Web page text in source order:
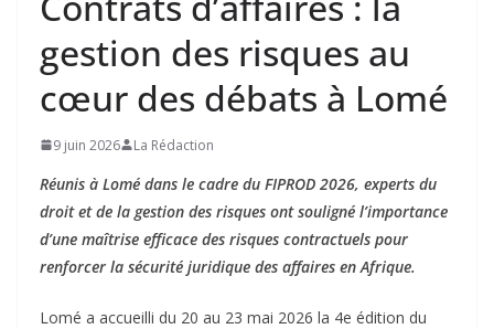
gestion des risques au
cœur des débats à Lomé
9 juin 2026 La Rédaction
Réunis à Lomé dans le cadre du FIPROD 2026, experts du
droit et de la gestion des risques ont souligné l’importance
d’une maîtrise efficace des risques contractuels pour
renforcer la sécurité juridique des affaires en Afrique.
Lomé a accueilli du 20 au 23 mai 2026 la 4e édition du